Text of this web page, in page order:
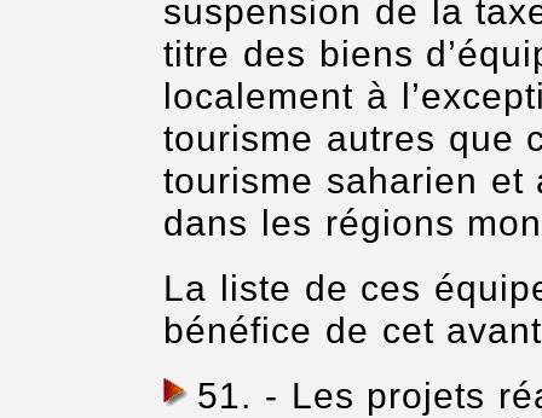
suspension de la
titre des biens
localement à
tourisme autres que
tourisme saharien et
dans les régions
La liste de ces
bénéfice de cet
51. - Les projets